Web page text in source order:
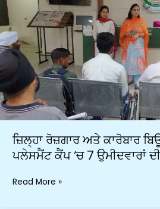
ਜ਼ਿਲ੍ਹਾ ਰੋਜ਼ਗਾਰ ਅਤੇ ਕਾਰੋਬਾਰ
ਪਲੇਸਮੈਂਟ ਕੈਂਪ ‘ਚ 7 ਉਮੀਦਵਾਰਾਂ
ਕਾਰੋਬਾਰ
ਬਿਊਰੋ
ਰੂਪਨਗਰ
ਵਿਖੇ
ਪਲੇਸਮੈਂਟ
‘ਚ
7
ਉਮੀਦਵਾਰਾਂ
ਦੀ
ਹੋਈ
ਨੌਕਰੀ
ਚੋਣ
Read More »